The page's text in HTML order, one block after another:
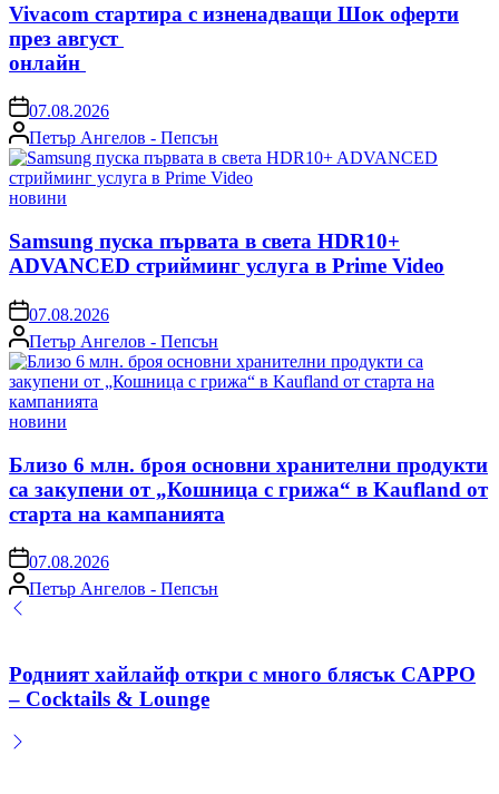
Vivacom стартира с изненадващи Шок оферти
през август
онлайн
on07.08.2026
Posted
by
Петър Ангелов - Пепсън
Posted
новини
Samsung пуска първата в света HDR10+
ADVANCED стрийминг услуга в Prime Video
on07.08.2026
Posted
by
Петър Ангелов - Пепсън
Posted
новини
Близо 6 млн. броя основни хранителни продукти
са закупени от „Кошница с грижа“ в Kaufland от
старта на кампанията
on07.08.2026
Posted
by
Петър Ангелов - Пепсън
Родният хайлайф откри с много блясък CAPPO
– Cocktails & Lounge